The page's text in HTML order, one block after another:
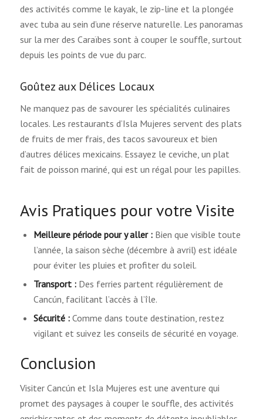
des activités comme le kayak, le zip-line et la plongée
avec tuba au sein d’une réserve naturelle. Les panoramas
sur la mer des Caraïbes sont à couper le souffle, surtout
depuis les points de vue du parc.
Goûtez aux Délices Locaux
Ne manquez pas de savourer les spécialités culinaires
locales. Les restaurants d’Isla Mujeres servent des plats
de fruits de mer frais, des tacos savoureux et bien
d’autres délices mexicains. Essayez le ceviche, un plat
fait de poisson mariné, qui est un régal pour les papilles.
Avis Pratiques pour votre Visite
Meilleure période pour y aller :Bien que visible toute
l’année, la saison sèche (décembre à avril) est idéale
pour éviter les pluies et profiter du soleil.
Transport :Des ferries partent régulièrement de
Cancún, facilitant l’accès à l’île.
Sécurité :Comme dans toute destination, restez
vigilant et suivez les conseils de sécurité en voyage.
Conclusion
Visiter Cancún et Isla Mujeres est une aventure qui
promet des paysages à couper le souffle, des activités